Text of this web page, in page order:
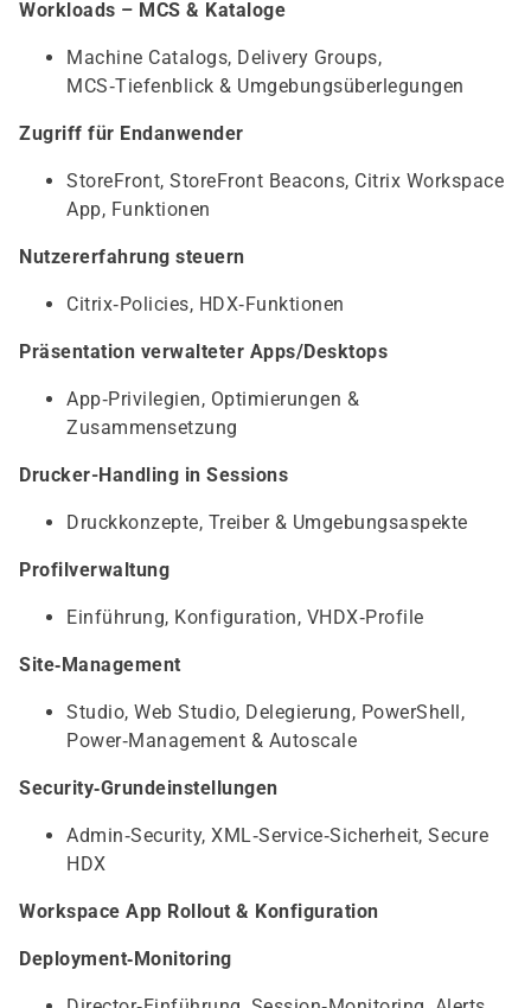
Workloads – MCS & Kataloge
Machine Catalogs, Delivery Groups,
MCS‑Tiefenblick & Umgebungsüberlegungen
Zugriff für Endanwender
StoreFront, StoreFront Beacons, Citrix Workspace
App, Funktionen
Nutzererfahrung steuern
Citrix‑Policies, HDX‑Funktionen
Präsentation verwalteter Apps/Desktops
App‑Privilegien, Optimierungen &
Zusammensetzung
Drucker-Handling in Sessions
Druckkonzepte, Treiber & Umgebungsaspekte
Profilverwaltung
Einführung, Konfiguration, VHDX‑Profile
Site‑Management
Studio, Web Studio, Delegierung, PowerShell,
Power‑Management & Autoscale
Security‑Grundeinstellungen
Admin‑Security, XML‑Service‑Sicherheit, Secure
HDX
Workspace App Rollout & Konfiguration
Deployment‑Monitoring